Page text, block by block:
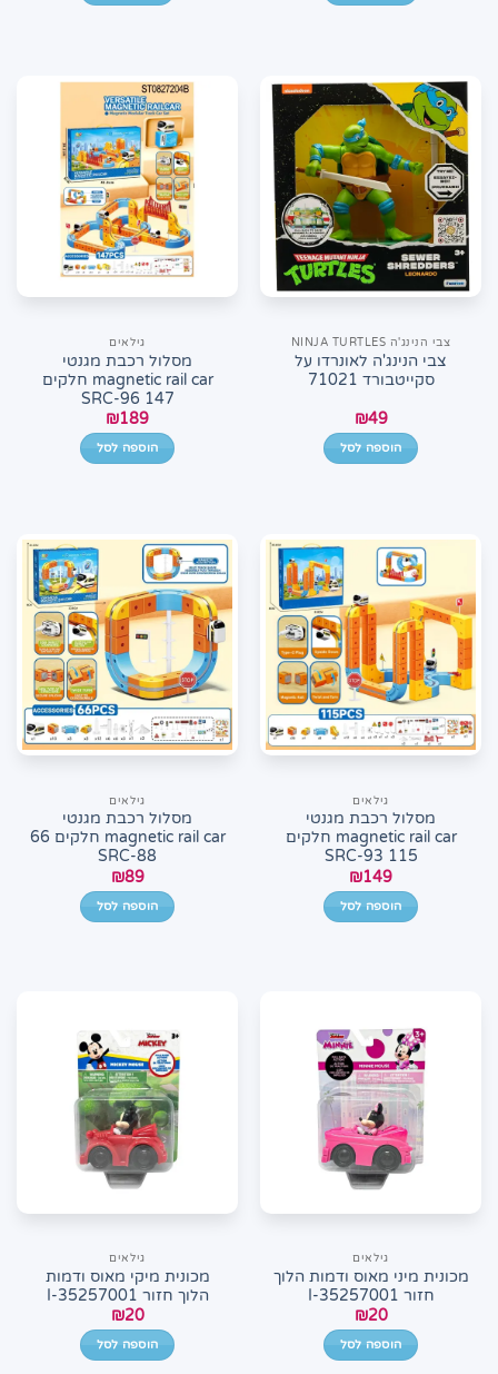
צבי הנינג'ה NINJA TURTLES
צבי הנינג'ה לאונרדו על
סקייטבורד 71021
₪49
הוספה לסל
גילאים
מסלול רכבת מגנטי
magnetic rail car חלקים
147 SRC-96
₪189
הוספה לסל
גילאים
מסלול רכבת מגנטי
magnetic rail car חלקים
115 SRC-93
₪149
הוספה לסל
גילאים
מסלול רכבת מגנטי
magnetic rail car חלקים 66
SRC-88
₪89
הוספה לסל
גילאים
מכונית מיני מאוס ודמות הלוך
חזור 35257001-I
₪20
הוספה לסל
גילאים
מכונית מיקי מאוס ודמות
הלוך חזור 35257001-I
₪20
הוספה לסל